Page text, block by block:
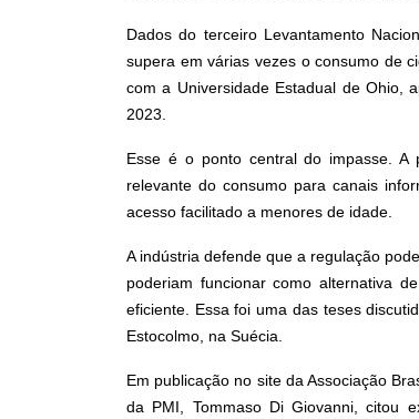
Dados do terceiro Levantamento
supera em várias vezes o consumo de
com a Universidade Estadual de Ohio,
2023.
Esse é o ponto central do impasse. A
relevante do consumo para canais
acesso facilitado a menores de idade.
A indústria defende que a regulação
poderiam funcionar como alternativa
eficiente. Essa foi uma das teses
Estocolmo, na Suécia.
Em publicação no site da Associação
da PMI, Tommaso Di Giovanni, citou